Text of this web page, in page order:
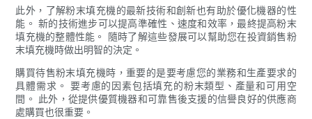
此外，了解粉末填充機的最新技術和創新也有助於優化機器的性
能。 新的技術進步可以提高準確性、速度和效率，最終提高粉末
填充機的整體性能。 隨時了解這些發展可以幫助您在投資銷售粉
末填充機時做出明智的決定。
購買待售粉末填充機時，重要的是要考慮您的業務和生產要求的
具體需求。 要考慮的因素包括填充的粉末類型、產量和可用空
間。 此外，從提供優質機器和可靠售後支援的信譽良好的供應商
處購買也很重要。